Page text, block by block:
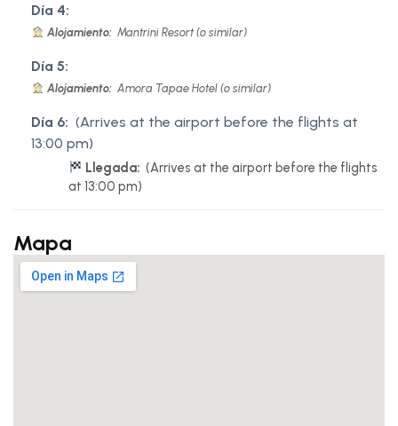
Día 4:
Alojamiento: Mantrini Resort (o similar)
Día 5:
Alojamiento: Amora Tapae Hotel (o similar)
Día 6: (Arrives at the airport before the flights at
13:00 pm)
Llegada: (Arrives at the airport before the flights
at 13:00 pm)
Mapa